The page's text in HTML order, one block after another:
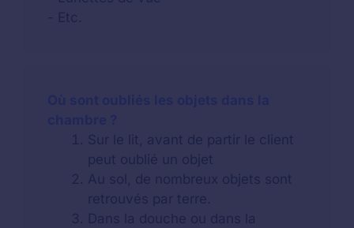
- Etc.
Sur le lit, avant de partir le client
peut oublié un objet
Au sol, de nombreux objets sont
retrouvés par terre.
Dans la douche ou dans la